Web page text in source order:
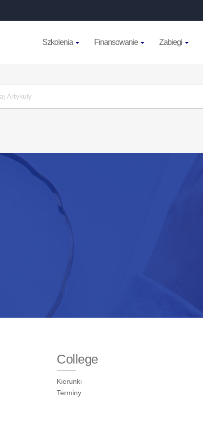
Szkolenia Finansowanie Zabiegi
College
Kierunki
Terminy